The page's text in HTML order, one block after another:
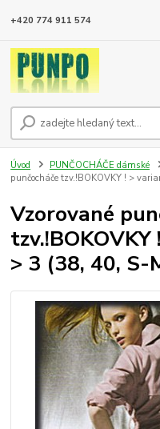
+420 774 911 574
Úvod PUNČOCHÁČE dámské
punčocháče tzv.!BOKOVKY ! >
Vzorované
> 3 (38, 40, S-